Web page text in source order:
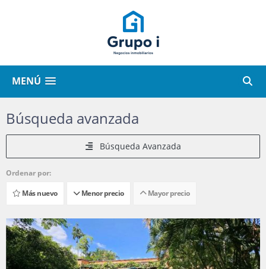
MENÚ
Búsqueda avanzada
Búsqueda Avanzada
Ordenar por:
Más nuevo
Menor precio Mayor precio